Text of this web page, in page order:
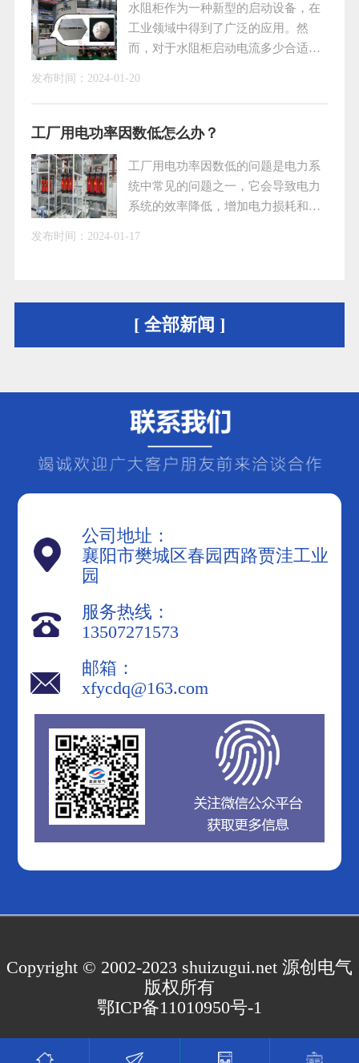
水阻柜作为一种新型的启动设备，在
工业领域中得到了广泛的应用。然
而，对于水阻柜启动电流多少合适的
以便更好地了解和掌握水阻柜的启动
特性。一、水阻柜的工作原理水阻柜
路，并利用电机启动时产生的阻尼作
用来实现电机的软启动。具体来说，
当电机启动时，转子回路中的电阻逐
发布时间： 2024-01-20
工厂用电功率因数低怎么办？
工厂用电功率因数低的问题是电力系
统中常见的问题之一，它会导致电力
系统的效率降低，增加电力损耗和电
功补偿装置是一种常见的解决功率因
数低的方法。通过在系统中安装无功
补偿装置，可以向系统注入无功功
机等。在选择无功补
发布时间： 2024-01-17
[ 全部新闻 ]
公司地址：
襄阳市樊城区春园西路贾洼工业
园
服务热线：
13507271573
邮箱：
xfycdq@163.com
Copyright © 2002-2023 shuizugui.net 源创电气
版权所有
鄂ICP备11010950号-1